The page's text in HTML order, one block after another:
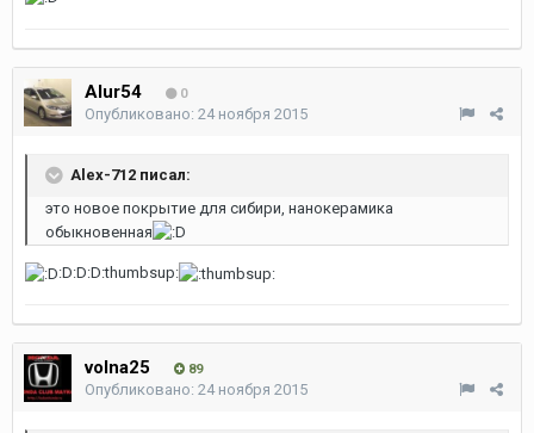
Alur54 0
Опубликовано: 24 ноября 2015
Alex-712 писал:
это новое покрытие для сибири, нанокерамика
обыкновенная
:D:D:D:thumbsup:
volna25 89
Опубликовано: 24 ноября 2015